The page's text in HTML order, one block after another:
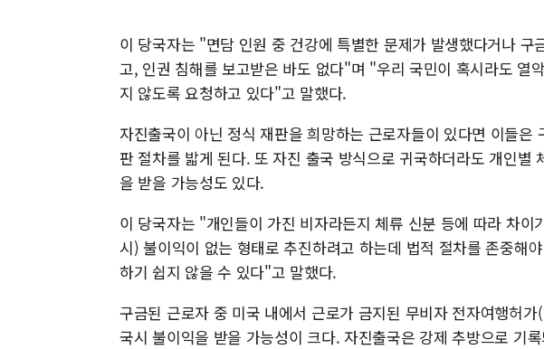
이 당국자는 "면담 인원 중 건강에 특별한 문제가 발생했다거나 구
고, 인권 침해를 보고받은 바도 없다"며 "우리 국민이 혹시라도 열
지 않도록 요청하고 있다"고 말했다.
자진출국이 아닌 정식 재판을 희망하는 근로자들이 있다면 이들은
판 절차를 밟게 된다. 또 자진 출국 방식으로 귀국하더라도 개인별
을 받을 가능성도 있다.
이 당국자는 "개인들이 가진 비자라든지 체류 신분 등에 따라 차
시) 불이익이 없는 형태로 추진하려고 하는데 법적 절차를 존중해
하기 쉽지 않을 수 있다"고 말했다.
구금된 근로자 중 미국 내에서 근로가 금지된 무비자 전자여행허
국시 불이익을 받을 가능성이 크다. 자진출국은 강제 추방으로 기